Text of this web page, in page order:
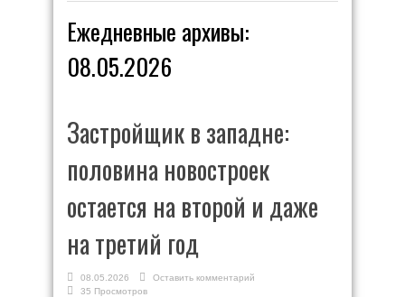
Ежедневные архивы:
08.05.2026
Застройщик в западне:
половина новостроек
остается на второй и даже
на третий год
08.05.2026
Оставить комментарий
35 Просмотров